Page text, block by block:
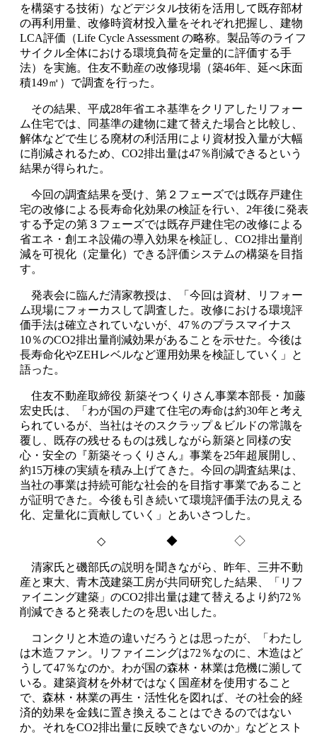
を構築する技術）などデジタル技術を活用して既存部材
の再利用量、改修時資材投入量をそれぞれ把握し、建物
LCA評価（Life Cycle Assessment の略称。製品等のライフ
サイクル全体における環境負荷を定量的に評価する手
法）を実施。住友不動産の改修現場（築46年、延べ床面
積149㎡）で調査を行った。
その結果、平成28年省エネ基準をクリアしたリフォー
ム住宅では、同基準の建物に建て替えた場合と比較し、
解体などで生じる廃材の利活用により資材投入量が大幅
に削減されるため、 CO2排出量は47％削減できるという
結果が得られた。
今回の調査結果を受け、第２フェーズでは既存戸建住
宅の改修による長寿命化効果の検証を行い、 2年後に発表
する予定の第３フェーズでは既存戸建住宅の改修による
省エネ・創エネ設備の導入効果を検証し、 CO2排出量削
減を可視化（定量化）できる評価システムの構築を目指
す。
発表会に臨んだ清家教授は、「今回は資材、リフォー
ム現場にフォーカスして調査した。改修における環境評
価手法は確立されていないが、 47％のプラスマイナス
10％のCO2排出量削減効果があることを示せた。今後は
長寿命化やZEHレベルなど運用効果を検証していく」と
語った。
住友不動産取締役 新築そつくりさん事業本部長・加藤
宏史氏は、「わが国の戸建て住宅の寿命は約30年と考え
られているが、当社はそのスクラップ＆ビルドの常識を
覆し、既存の残せるものは残しながら新築と同様の安
心・安全の『新築そっくりさん』事業を25年超展開し、
約15万棟の実績を積み上げてきた。今回の調査結果は、
当社の事業は持続可能な社会的を目指す事業であること
が証明できた。今後も引き続いて環境評価手法の見える
化、定量化に貢献していく」とあいさつした。
◇ ◆ ◇
清家氏と磯部氏の説明を聞きながら、昨年、三井不動
産と東大、青木茂建築工房が共同研究した結果、「リフ
ァイニング建築」のCO2排出量は建て替えるより約72 ％
削減できると発表したのを思い出した。
コンクリと木造の違いだろうとは思ったが、「わたし
は木造ファン。リファイニングは72 ％なのに、木造はど
うして47％なのか。わが国の森林・林業は危機に瀕して
いる。建築資材を外材ではなく国産材を使用すること
で、森林・林業の再生・活性化を図れば、その社会的経
済的効果を金銭に置き換えることはできるのではない
か。それをCO2排出量に反映できないのか」などとスト